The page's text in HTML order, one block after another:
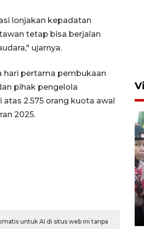
lonjakan kepadatan
tetap bisa berjalan
ujarnya.
hari pertama pembukaan
pihak pengelola
2.575 orang kuota awal
2025.
untuk AI di situs web ini tanpa